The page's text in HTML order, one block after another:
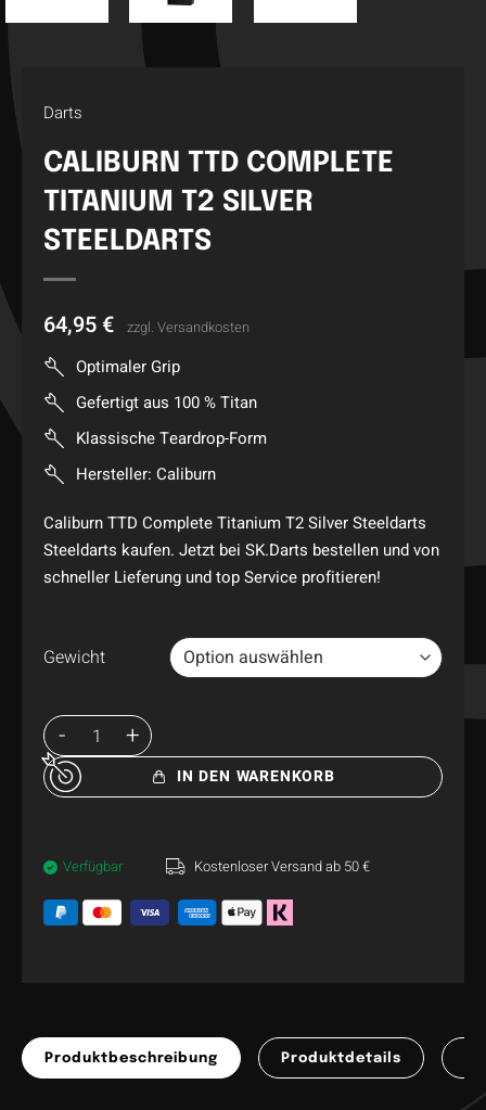
Darts
CALIBURN TTD COMPLETE
TITANIUM T2 SILVER
STEELDARTS
64,95 € zzgl. Versandkosten
Optimaler Grip
Gefertigt aus 100 % Titan
Klassische Teardrop-Form
Hersteller: Caliburn
Caliburn TTD Complete Titanium T2 Silver Steeldarts
Steeldarts kaufen. Jetzt bei SK.Darts bestellen und von
schneller Lieferung und top Service profitieren!
Gewicht
IN DEN WARENKORB
Verfügbar Kostenloser Versand ab 50 €
Produktbeschreibung Produktdetails